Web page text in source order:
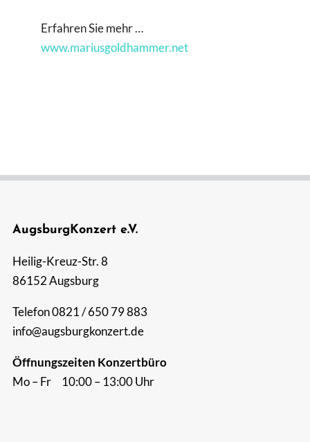
Erfahren Sie mehr …
www.mariusgoldhammer.net
AugsburgKonzert e.V.
Heilig-Kreuz-Str. 8
86152 Augsburg
Telefon 0821 / 650 79 883
info@augsburgkonzert.de
Öffnungszeiten Konzertbüro
Mo – Fr 10:00 – 13:00 Uhr